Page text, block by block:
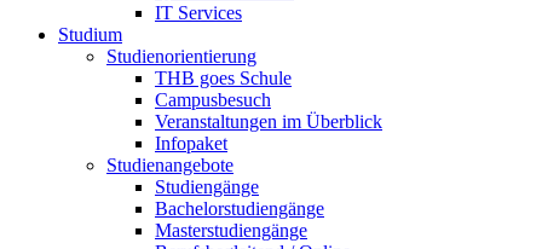
IT Services
Studium
Studienorientierung
THB goes Schule
Campusbesuch
Veranstaltungen im Überblick
Infopaket
Studienangebote
Studiengänge
Bachelorstudiengänge
Masterstudiengänge